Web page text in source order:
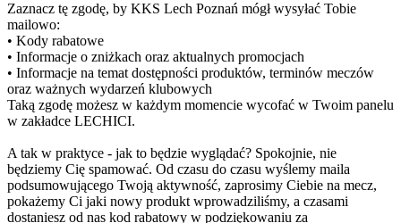
Zaznacz tę zgodę, by KKS Lech Poznań mógł wysyłać Tobie
mailowo:
• Kody rabatowe
• Informacje o zniżkach oraz aktualnych promocjach
• Informacje na temat dostępności produktów, terminów meczów
oraz ważnych wydarzeń klubowych
Taką zgodę możesz w każdym momencie wycofać w Twoim panelu
w zakładce LECHICI.
A tak w praktyce - jak to będzie wyglądać? Spokojnie, nie
będziemy Cię spamować. Od czasu do czasu wyślemy maila
podsumowującego Twoją aktywność, zaprosimy Ciebie na mecz,
pokażemy Ci jaki nowy produkt wprowadziliśmy, a czasami
dostaniesz od nas kod rabatowy w podziękowaniu za